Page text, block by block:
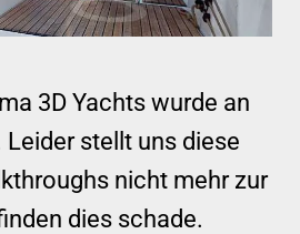
3D Yachts wurde an
stellt uns diese
nicht mehr zur
dies schade.